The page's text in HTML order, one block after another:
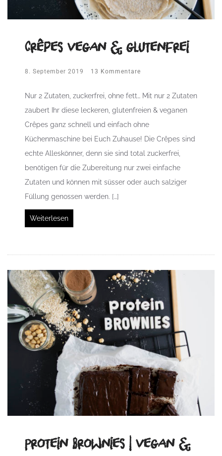
Crêpes vegan & glutenfrei
8. September 2019 13 Kommentare
Nur 2 Zutaten, zuckerfrei, ohne fett… Mit nur 2 Zutaten
zaubert Ihr diese leckeren, glutenfreien & veganen
Crêpes ganz schnell und einfach ohne
Küchenmaschine bei Euch Zuhause! Die Crêpes sind
echte Alleskönner, denn sie sind total zuckerfrei,
benötigen für die Zubereitung nur zwei einfache
Zutaten und können mit süsser oder auch salziger
Füllung genossen werden. […]
Weiterlesen
Protein Brownies | vegan &